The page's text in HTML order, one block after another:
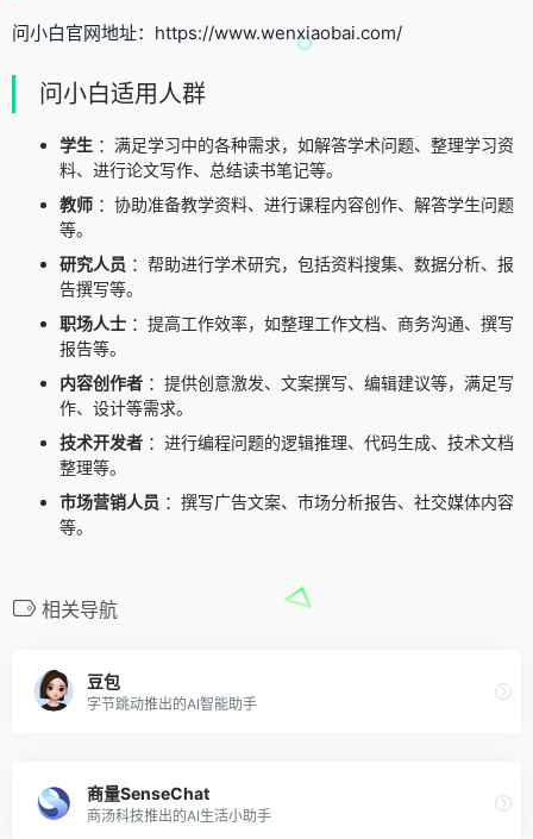
问小白官网地址：https://www.wenxiaobai.com/
问小白适用人群
学生 ：满足学习中的各种需求，如解答学术问题、整理学习资
料、进行论文写作、总结读书笔记等。
教师 ：协助准备教学资料、进行课程内容创作、解答学生问题
等。
研究人员 ：帮助进行学术研究，包括资料搜集、数据分析、报
告撰写等。
职场人士 ：提高工作效率，如整理工作文档、商务沟通、撰写
报告等。
内容创作者 ：提供创意激发、文案撰写、编辑建议等，满足写
作、设计等需求。
技术开发者 ：进行编程问题的逻辑推理、代码生成、技术文档
整理等。
市场营销人员 ：撰写广告文案、市场分析报告、社交媒体内容
等。
相关导航
豆包
字节跳动推出的AI智能助手
商量SenseChat
商汤科技推出的AI生活小助手